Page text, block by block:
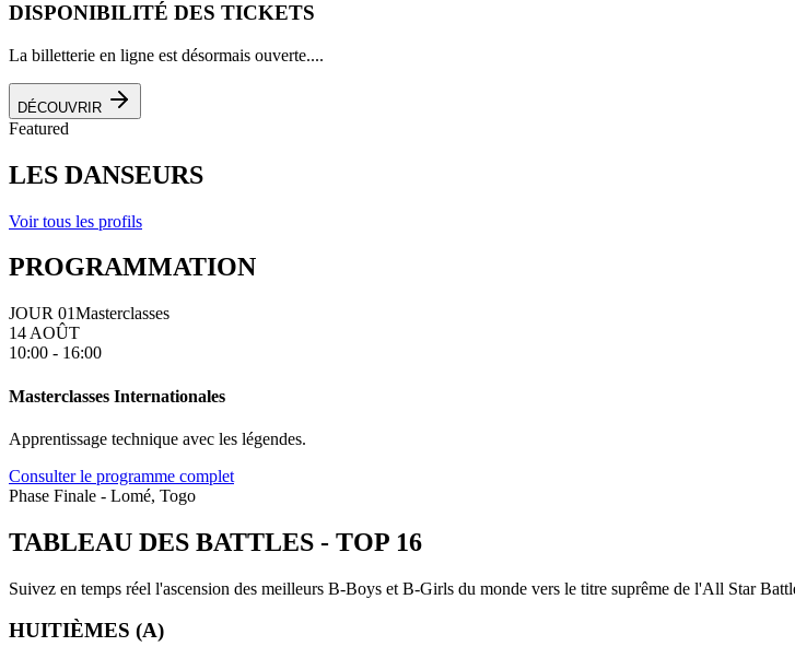
DISPONIBILITÉ DES TICKETS
La billetterie en ligne est désormais ouverte....
DÉCOUVRIR
Featured
LES DANSEURS
Voir tous les profils
PROGRAMMATION
JOUR 01Masterclasses
14 AOÛT
10:00 - 16:00
Masterclasses Internationales
Apprentissage technique avec les légendes.
Consulter le programme complet
Phase Finale - Lomé, Togo
TABLEAU DES BATTLES - TOP 16
Suivez en temps réel l'ascension des meilleurs B-Boys et B-Girls du monde vers le titre suprême de l'All Star
HUITIÈMES (A)